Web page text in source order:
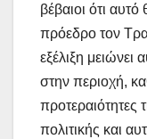
βέβαιοι ότι
πρόεδρο τον
εξέλιξη
στην περιοχή,
προτεραιότητες
πολιτικής και